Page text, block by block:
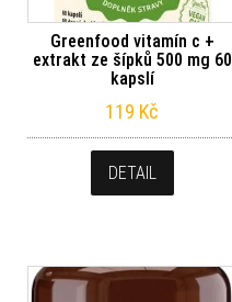
Greenfood vitamín c +
extrakt ze šípků 500 mg 60
kapslí
119 Kč
DETAIL